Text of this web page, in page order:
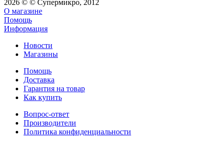
2026 © © Супермикро, 2012
О магазине
Помощь
Информация
Новости
Магазины
Помощь
Доставка
Гарантия на товар
Как купить
Вопрос-ответ
Производители
Политика конфиденциальности